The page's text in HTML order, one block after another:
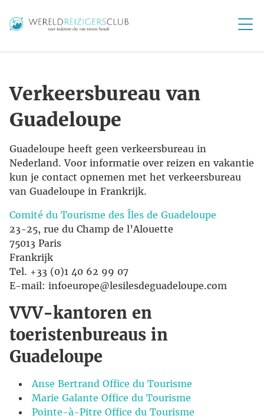
Verkeersbureau van
Guadeloupe
Guadeloupe heeft geen verkeersbureau in
Nederland. Voor informatie over reizen en vakantie
kun je contact opnemen met het verkeersbureau
van Guadeloupe in Frankrijk.
Comité du Tourisme des Îles de Guadeloupe
23-25, rue du Champ de l’Alouette
75013 Paris
Frankrijk
Tel. +33 (0)1 40 62 99 07
E-mail: infoeurope@lesilesdeguadeloupe.com
VVV-kantoren en
toeristenbureaus in
Guadeloupe
Anse Bertrand Office du Tourisme
Marie Galante Office du Tourisme
Pointe-à-Pitre Office du Tourisme